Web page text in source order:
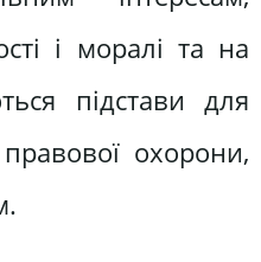
і моралі та на
підстави для
охорони,